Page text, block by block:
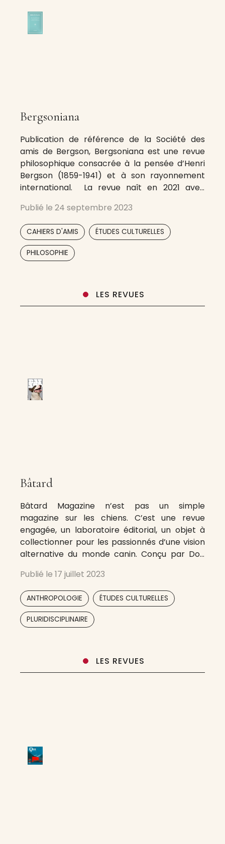
Bergsoniana
Publication de référence de la Société des
amis de Bergson, Bergsoniana est une revue
philosophique consacrée à la pensée d’Henri
Bergson (1859-1941) et à son rayonnement
international. La revue naît en 2021 avec
lectures de Bergson et répondre aux nouveaux
défis philosophiques avec des publications en
accès ouvert. En
Publié le 24 septembre 2023
CAHIERS D'AMIS ÉTUDES CULTURELLES
PHILOSOPHIE
LES REVUES
Bâtard
Bâtard Magazine n’est pas un simple
magazine sur les chiens. C’est une revue
engagée, un laboratoire éditorial, un objet à
collectionner pour les passionnés d’une vision
alternative du monde canin. Conçu par Dog
du chien dans la société à travers l’art, la
culture, la science, l’histoire …
Publié le 17 juillet 2023
ANTHROPOLOGIE ÉTUDES CULTURELLES
PLURIDISCIPLINAIRE
LES REVUES